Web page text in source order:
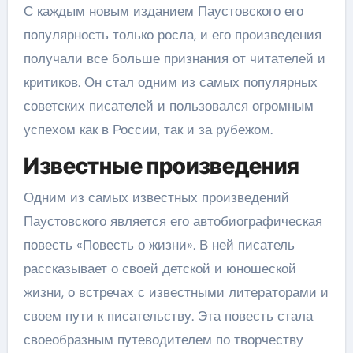
С каждым новым изданием Паустовского его
популярность только росла, и его произведения
получали все больше признания от читателей и
критиков. Он стал одним из самых популярных
советских писателей и пользовался огромным
успехом как в России, так и за рубежом.
Известные произведения
Одним из самых известных произведений
Паустовского является его автобиографическая
повесть «Повесть о жизни». В ней писатель
рассказывает о своей детской и юношеской
жизни, о встречах с известными литераторами и
своем пути к писательству. Эта повесть стала
своеобразным путеводителем по творчеству